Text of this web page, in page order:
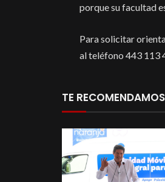
porque su facultad
Para solicitar
al teléfono 443 113
TE RECOMENDAMOS